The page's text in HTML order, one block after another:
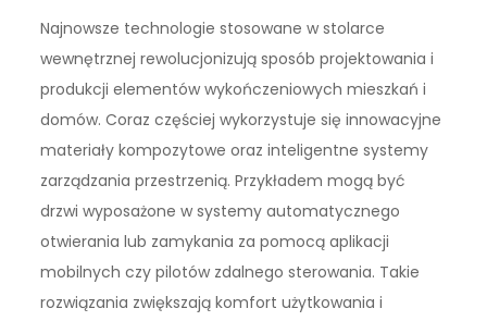
Najnowsze technologie stosowane w stolarce
wewnętrznej rewolucjonizują sposób projektowania i
produkcji elementów wykończeniowych mieszkań i
domów. Coraz częściej wykorzystuje się innowacyjne
materiały kompozytowe oraz inteligentne systemy
zarządzania przestrzenią. Przykładem mogą być
drzwi wyposażone w systemy automatycznego
otwierania lub zamykania za pomocą aplikacji
mobilnych czy pilotów zdalnego sterowania. Takie
rozwiązania zwiększają komfort użytkowania i